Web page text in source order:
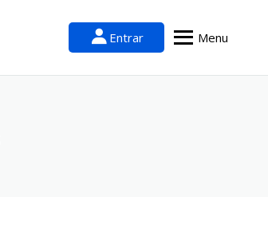
Entrar Menu